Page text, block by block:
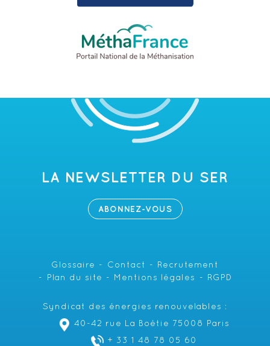
LA NEWSLETTER DU SER
ABONNEZ-VOUS
Glossaire Contact
Recrutement
Plan du site
Mentions légales RGPD
Syndicat des énergies renouvelables :
40-42 rue La Boétie 75008 Paris
+ 33 1 48 78 05 60